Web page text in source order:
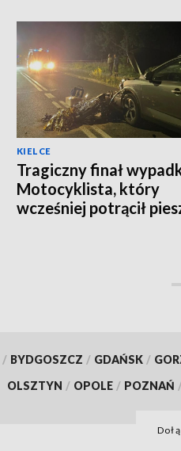
KIELCE
Tragiczny finał
Motocyklista, który
wcześniej potrącił
/ BYDGOSZCZ / GDAŃSK /
OLSZTYN / OPOLE / POZNAŃ